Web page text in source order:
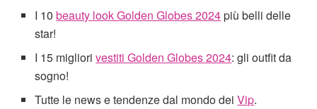
I 10beauty look Golden Globes 2024più belli delle
star!
I 15 migliorivestiti Golden Globes 2024: gli outfit da
sogno!
Tutte le news e tendenze dal mondo deiVip.